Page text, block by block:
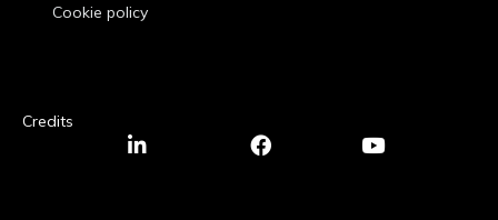
Cookie policy
Credits